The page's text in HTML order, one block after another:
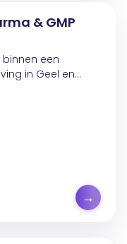
& GMP
binnen een
in Geel en
De nadruk
→